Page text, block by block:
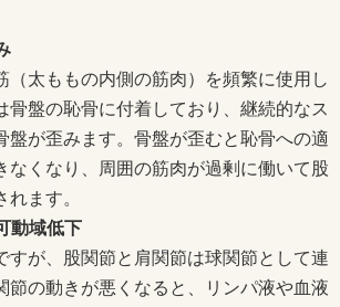
（太ももの内側の筋肉）を頻繁に使用し
骨盤の恥骨に付着しており、継続的なス
盤が歪みます。骨盤が歪むと恥骨への適
なくなり、周囲の筋肉が過剰に働いて股
ます。
動域低下
すが、股関節と肩関節は球関節として連
節の動きが悪くなると、リンパ液や血液